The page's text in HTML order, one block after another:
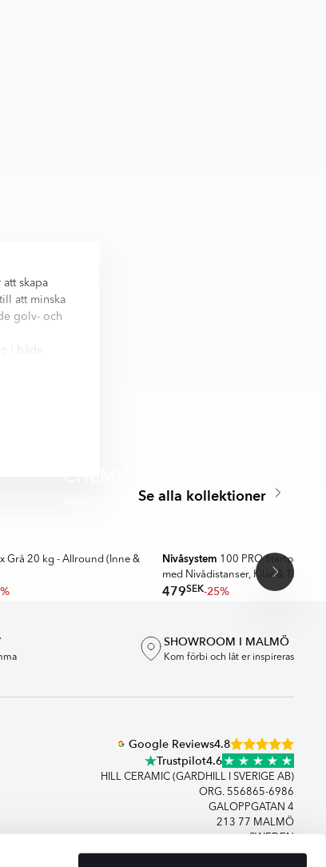
skapa
att minska
golv- och
i både
och
Se alla kollektioner
Grå 20 kg - Allround (Inne &
Nivåsystem 100 PRO Startpaket
med Nivådistanser, Kilar & Tång
479SEK-25%
SHOWROOM I MALMÖ
Kom förbi och låt er inspireras
Google Reviews4.8
Trustpilot4.6
HILL CERAMIC (GARDHILL I SVERIGE AB)
ORG. 556865-6986
GALOPPGATAN 4
213 77 MALMÖ
SWEDEN